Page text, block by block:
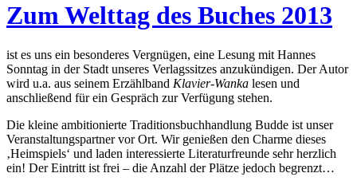
Zum Welttag des Buches 2013
ist es uns ein besonderes Vergnügen, eine Lesung mit Hannes
Sonntag in der Stadt unseres Verlagssitzes anzukündigen. Der Autor
wird u.a. aus seinem Erzählband Klavier-Wanka lesen und
anschließend für ein Gespräch zur Verfügung stehen.
Die kleine ambitionierte Traditionsbuchhandlung Budde ist unser
Veranstaltungspartner vor Ort. Wir genießen den Charme dieses
‚Heimspiels‘ und laden interessierte Literaturfreunde sehr herzlich
ein! Der Eintritt ist frei – die Anzahl der Plätze jedoch begrenzt…